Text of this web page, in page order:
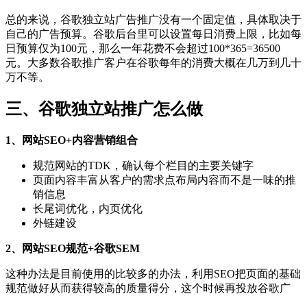
总的来说，谷歌独立站广告推广没有一个固定值，具体取决于
自己的广告预算。谷歌后台里可以设置每日消费上限，比如每
日预算仅为100元，那么一年花费不会超过100*365=36500
元。大多数谷歌推广客户在谷歌每年的消费大概在几万到几十
万不等。
三、谷歌独立站推广怎么做
1、网站SEO+内容营销组合
规范网站的TDK，确认每个栏目的主要关键字
页面内容丰富从客户的需求点布局内容而不是一味的推
销信息
长尾词优化，内页优化
外链建设
2、网站SEO规范+谷歌SEM
这种办法是目前使用的比较多的办法，利用SEO把页面的基础
规范做好从而获得较高的质量得分，这个时候再投放谷歌广